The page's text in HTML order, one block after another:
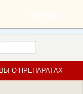
О ПРЕПАРАТАХ